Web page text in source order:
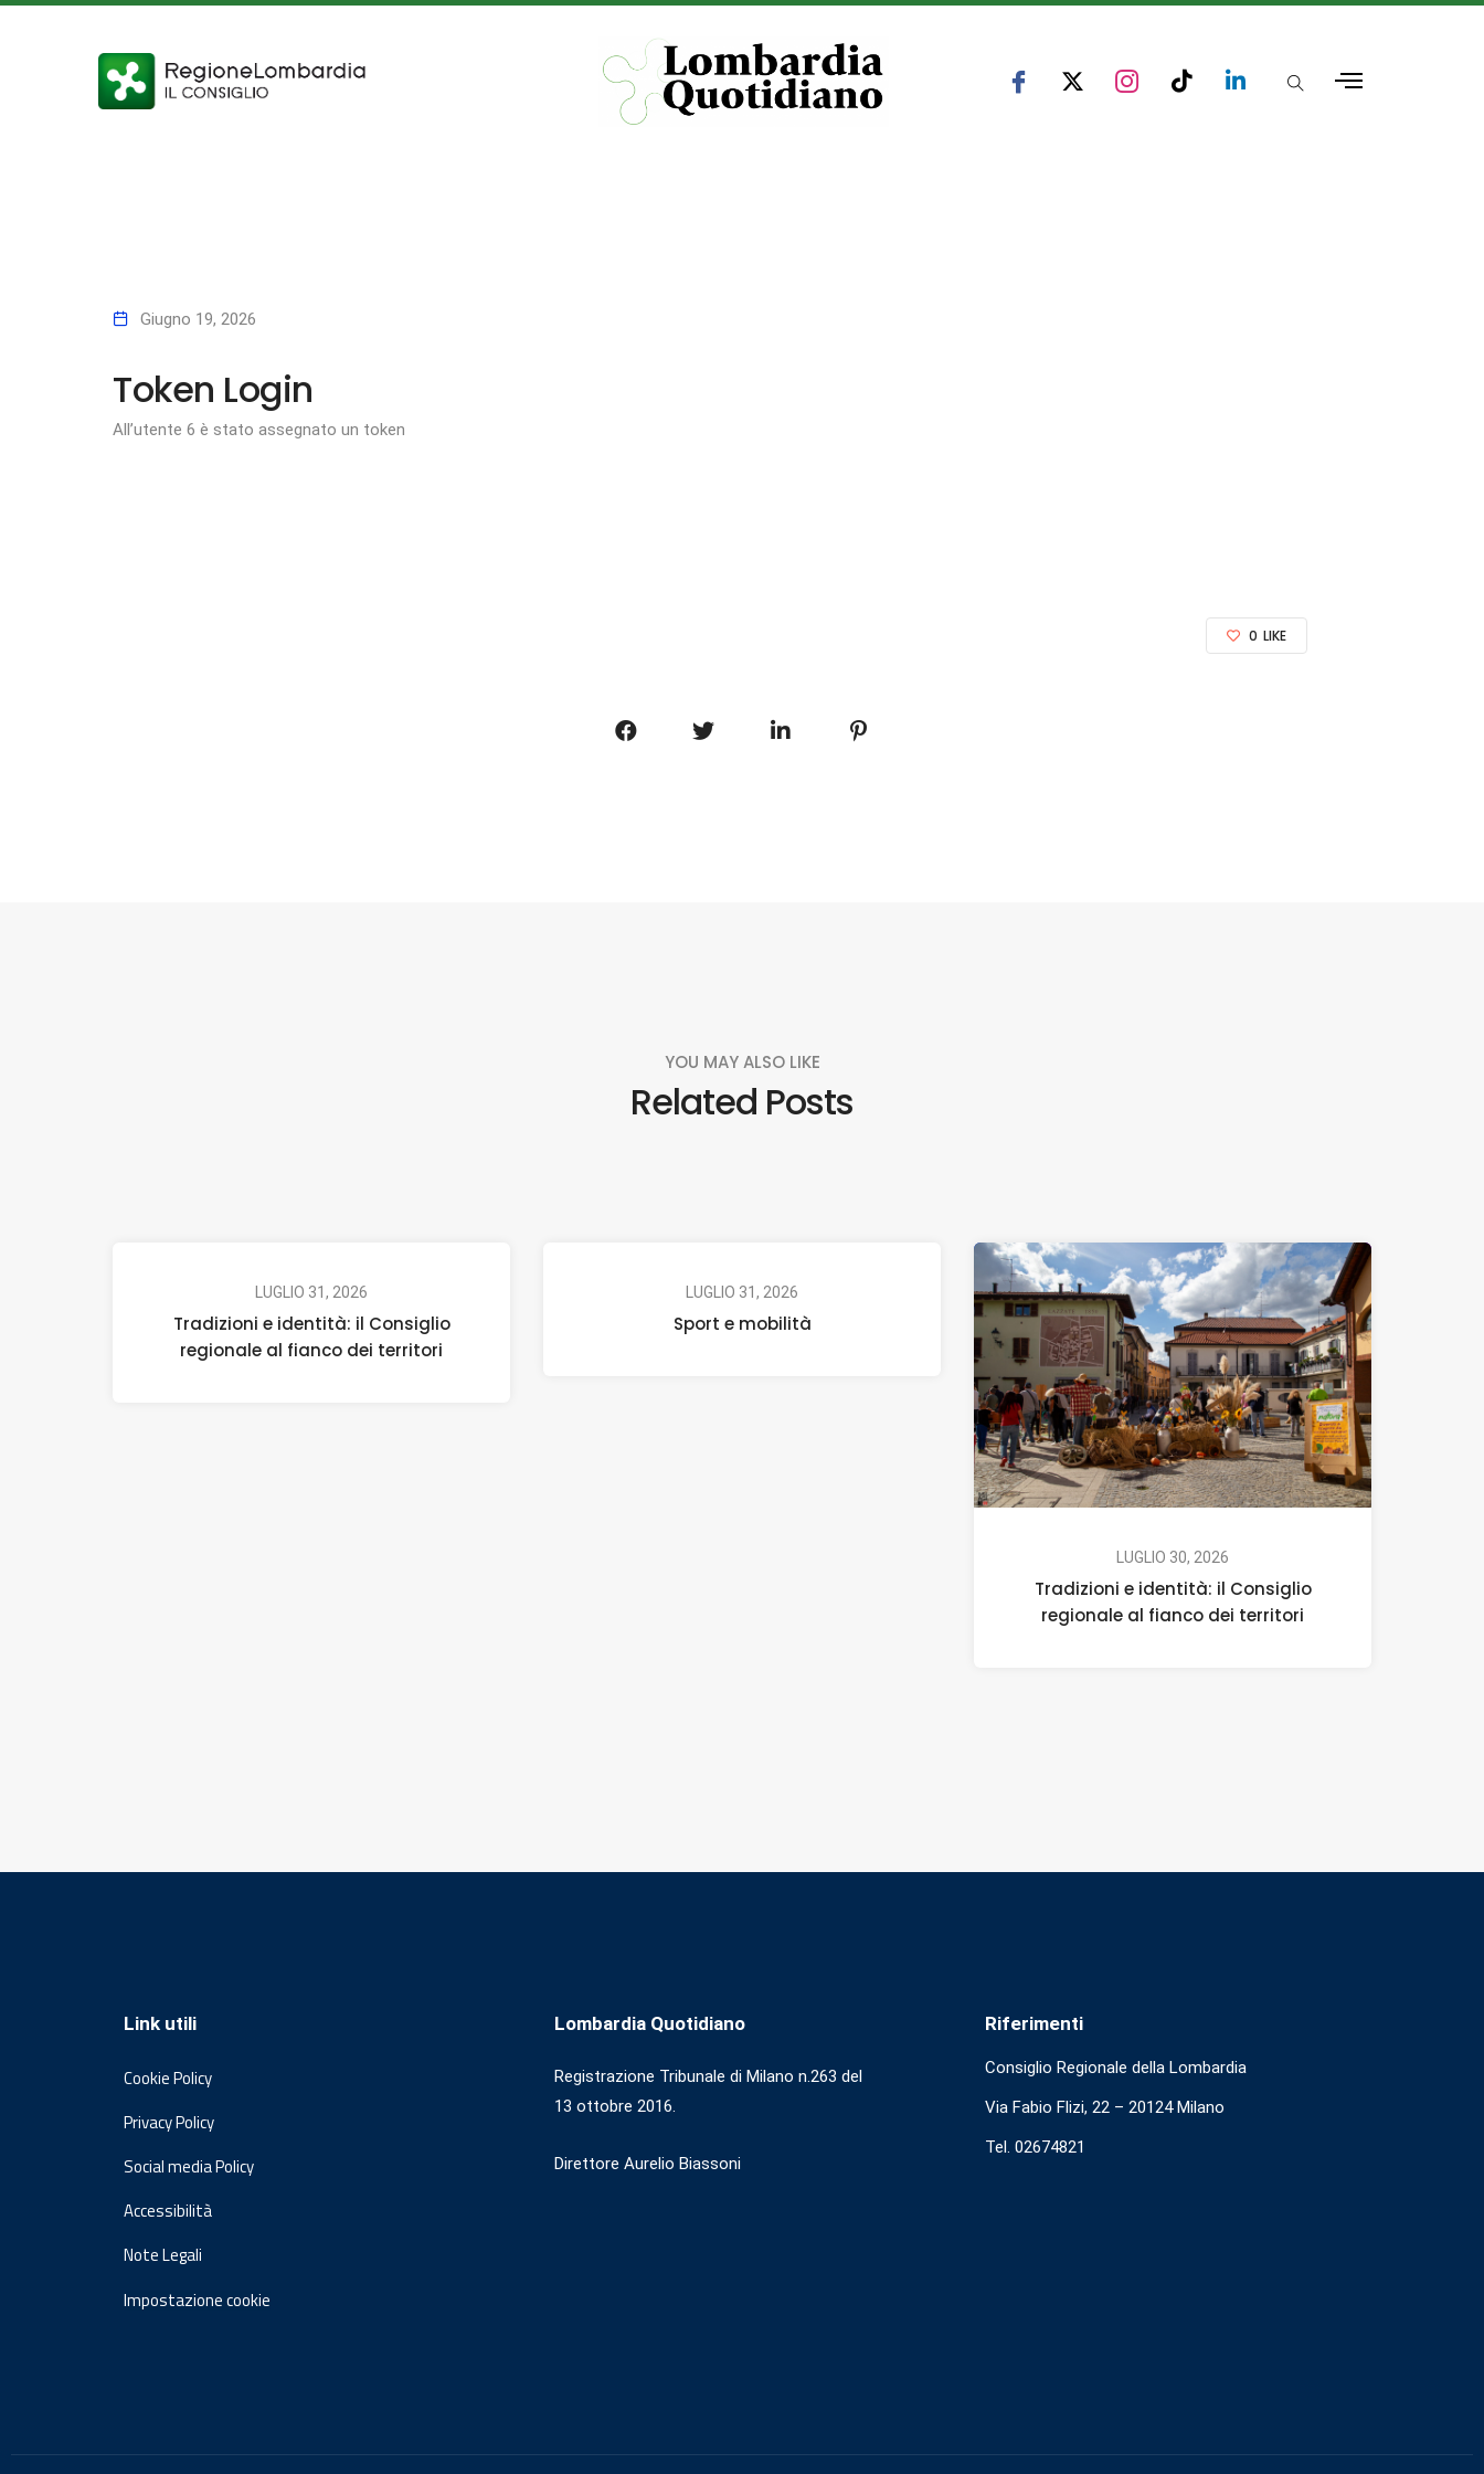
Giugno 19, 2026
Token Login
All’utente 6 è stato assegnato un token
0 LIKE
YOU MAY ALSO LIKE
Related Posts
LUGLIO 31, 2026
Tradizioni e identità: il Consiglio
regionale al fianco dei territori
LUGLIO 31, 2026
Sport e mobilità
LUGLIO 30, 2026
Tradizioni e identità: il Consiglio
regionale al fianco dei territori
Link utili
Cookie Policy
Privacy Policy
Social media Policy
Accessibilità
Note Legali
Impostazione cookie
Lombardia Quotidiano
Registrazione Tribunale di Milano n.263 del
13 ottobre 2016.
Direttore Aurelio Biassoni
Riferimenti
Consiglio Regionale della Lombardia
Via Fabio Flizi, 22 – 20124 Milano
Tel. 02674821